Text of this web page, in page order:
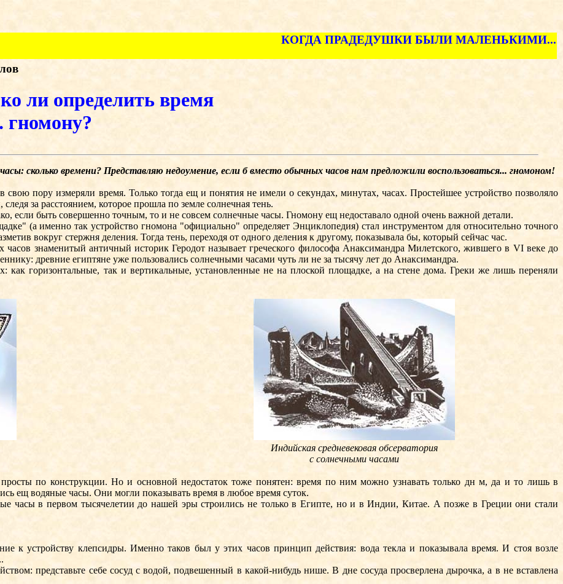
КОГДА ПРАДЕДУШКИ БЫЛИ МАЛЕНЬКИМИ...
ли определить время
гномону?
сколько времени? Представляю недоумение, если б вместо обычных часов нам предложили воспользоваться... гномоном!
пору измеряли время. Только тогда ещ и понятия не имели о секундах, минутах, часах. Простейшее устройство позволяло
за расстоянием, которое прошла по земле солнечная тень.
быть совершенно точным, то и не совсем солнечные часы. Гномону ещ недоставало одной очень важной детали.
(а именно так устройство гномона "официально" определяет Энциклопедия) стал инструментом для относительно точного
вокруг стержня деления. Тогда тень, переходя от одного деления к другому, показывала бы, который сейчас час.
знаменитый античный историк Геродот называет греческого философа Анаксимандра Милетского, жившего в VI веке до
древние египтяне уже пользовались солнечными часами чуть ли не за тысячу лет до Анаксимандра.
горизонтальные, так и вертикальные, установленные не на плоской площадке, а на стене дома. Греки же лишь переняли
Индийская средневековая обсерватория
с солнечными часами
по конструкции. Но и основной недостаток тоже понятен: время по ним можно узнавать только дн м, да и то лишь в
ещ водяные часы. Они могли показывать время в любое время суток.
часы в первом тысячелетии до нашей эры строились не только в Египте, но и в Индии, Китае. А позже в Греции они стали
устройству клепсидры. Именно таков был у этих часов принцип действия: вода текла и показывала время. И стоя возле
представьте себе сосуд с водой, подвешенный в какой-нибудь нише. В дне сосуда просверлена дырочка, а в не вставлена